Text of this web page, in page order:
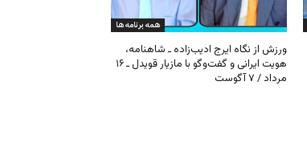
همه برنامه ها
ورزش از نگاه ایرج ادیب‌زاده ـ شاهنامه،
هویت ایرانی و گفت‌وگو با مازیار قویدل ـ ۱۶
مرداد / ۷ آگوست